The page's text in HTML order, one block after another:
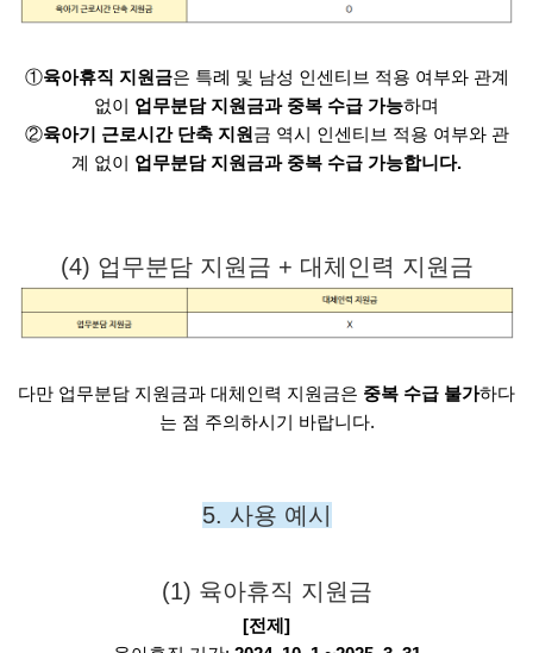
①육아휴직 지원금은 특례 및 남성 인센티브 적용 여부와 관계
없이 업무분담 지원금과 중복 수급 가능하며
②육아기 근로시간 단축 지원금 역시 인센티브 적용 여부와 관
계 없이 업무분담 지원금과 중복 수급 가능합니다.
(4) 업무분담 지원금 + 대체인력 지원금
다만 업무분담 지원금과 대체인력 지원금은 중복 수급 불가하다
는 점 주의하시기 바랍니다.
5. 사용 예시
(1) 육아휴직 지원금
[전제]